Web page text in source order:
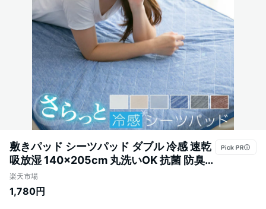
敷きパッド シーツパッド ダブル 冷感 速乾
吸放湿 140×205cm 丸洗いOK 抗菌 防臭
綿無し 軽量 敷きパット O22S012
楽天市場
1,780円